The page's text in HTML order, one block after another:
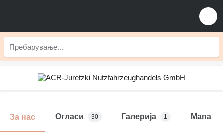
За нас Огласи 30 Галерија 1 Мапа